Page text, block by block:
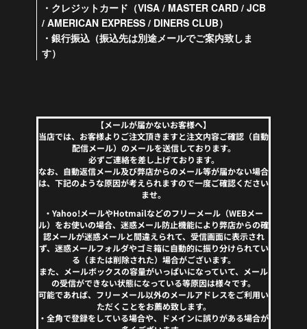
・クレジットカード（VISA / MASTER CARD / JCB
/ AMERICAN EXPRESS / DINERS CLUB）
・銀行振込（振込先は別途メールでご案内致しま
す）
【メールが届かないお客様へ】
当店では、お客様よりご注文頂きますと注文内容ご確認（自動
配信メール）のメールを送信しております。
必ずご連絡を差し上げております。
なお、自動返信メール及び弊店からのメール等が届かない場合
は、下記のような原因が考えられますので一度ご確認ください
ませ。
・Yahoo!メールやHotmailなどのフリーメール（WEBメー
ル）をお使いの場合、迷惑メール防止機能により弊店からの確
認メールが迷惑メールと間違えられて、受信画面に表示され
ず、迷惑メールフォルダやゴミ箱に自動的に振り分けられてい
る（または削除された）場合がございます。
また、メールボックスの容量がいっぱいになっていて、メール
の受信ができない状態になっている等原因は様々です。
可能であれば、フリーメール以外のメールアドレスをご利用い
ただくことをお薦め致します。
・全角で登録をしている場合や、ドメインに誤りがある場合が